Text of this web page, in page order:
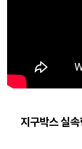
지구박스 실